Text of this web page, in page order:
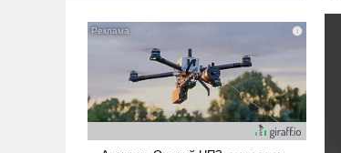
налогоплательщиков и где
Еревану за свои поступки не
нужно отвечать.